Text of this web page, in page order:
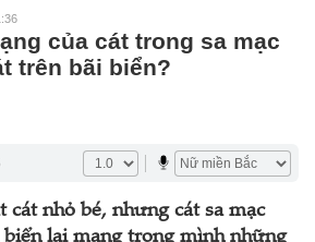
của cát trong sa mạc
trên bãi biển?
cát nhỏ bé, nhưng cát sa mạc
biển lại mang trong mình những